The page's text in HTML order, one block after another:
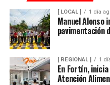
Las maniobras periciales
circulación en ese sector
varios minutos, generando
vehicular.
[ LOCAL ] 1 día
Manuel Alonso
pavimentación
[ REGIONAL ] 1
En Fortín,
Atención